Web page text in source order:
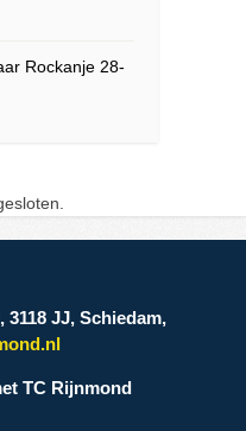
Rockanje 28-
3118 JJ, Schiedam,
TC Rijnmond